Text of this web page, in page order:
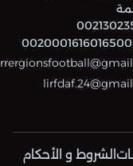
الشروط و الأحكام